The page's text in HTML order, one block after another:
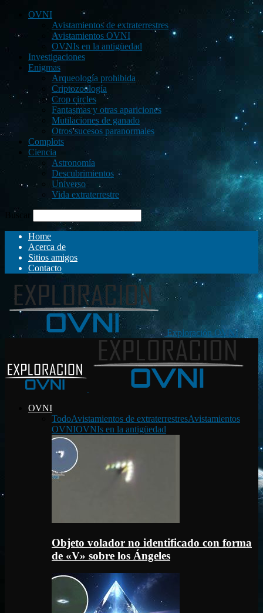
OVNI
Avistamientos de extraterrestres
Avistamientos OVNI
OVNIs en la antigüedad
Investigaciones
Enigmas
Arqueología prohibida
Criptozoología
Crop circles
Fantasmas y otras apariciones
Mutilaciones de ganado
Otros sucesos paranormales
Complots
Ciencia
Astronomía
Descubrimientos
Universo
Vida extraterrestre
Buscar
Home
Acerca de
Sitios amigos
Contacto
Exploración OVNI
OVNI
TodoAvistamientos de extraterrestresAvistamientos
OVNIOVNIs en la antigüedad
Objeto volador no identificado con forma
de «V» sobre los Ángeles